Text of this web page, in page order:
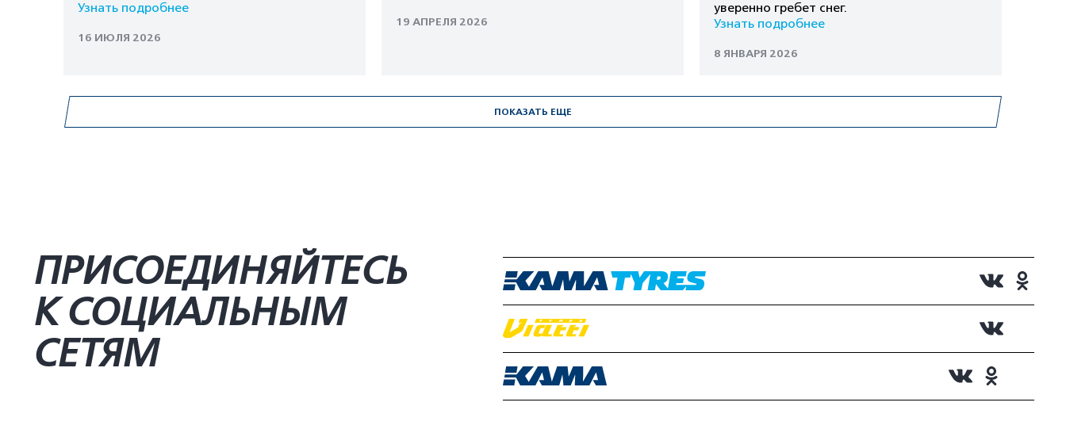
Узнать подробнее
16 ИЮЛЯ 2026
19 АПРЕЛЯ 2026
уверенно гребет снег.
Узнать подробнее
8 ЯНВАРЯ 2026
ПОКАЗАТЬ ЕЩЕ
ПРИСОЕДИНЯЙТЕСЬ
К СОЦИАЛЬНЫМ
СЕТЯМ